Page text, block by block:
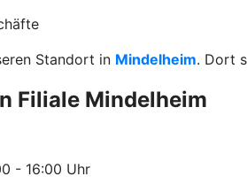
Standort in Mindelheim. Dort
Filiale Mindelheim
- 16:00 Uhr